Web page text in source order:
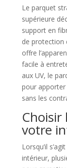
Le parquet
supérieure
support en
de protection
offre
facile à
aux UV, le
pour
sans les
votre
Lorsqu’il
intérieur,